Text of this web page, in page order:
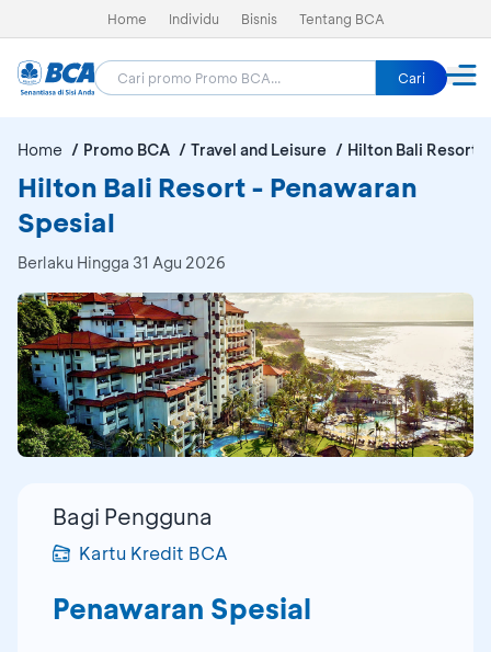
Home Individu Bisnis Tentang BCA
Cari
Home Promo BCA Travel and Leisure Hilton Bali Resort
Hilton Bali Resort - Penawaran
Spesial
Berlaku Hingga 31 Agu 2026
Bagi Pengguna
Kartu Kredit BCA
Penawaran Spesial